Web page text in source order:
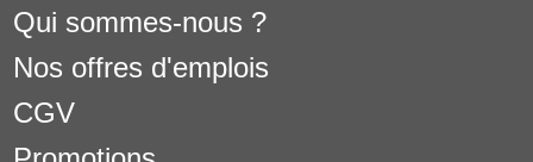
Qui sommes-nous ?
Nos offres d'emplois
CGV